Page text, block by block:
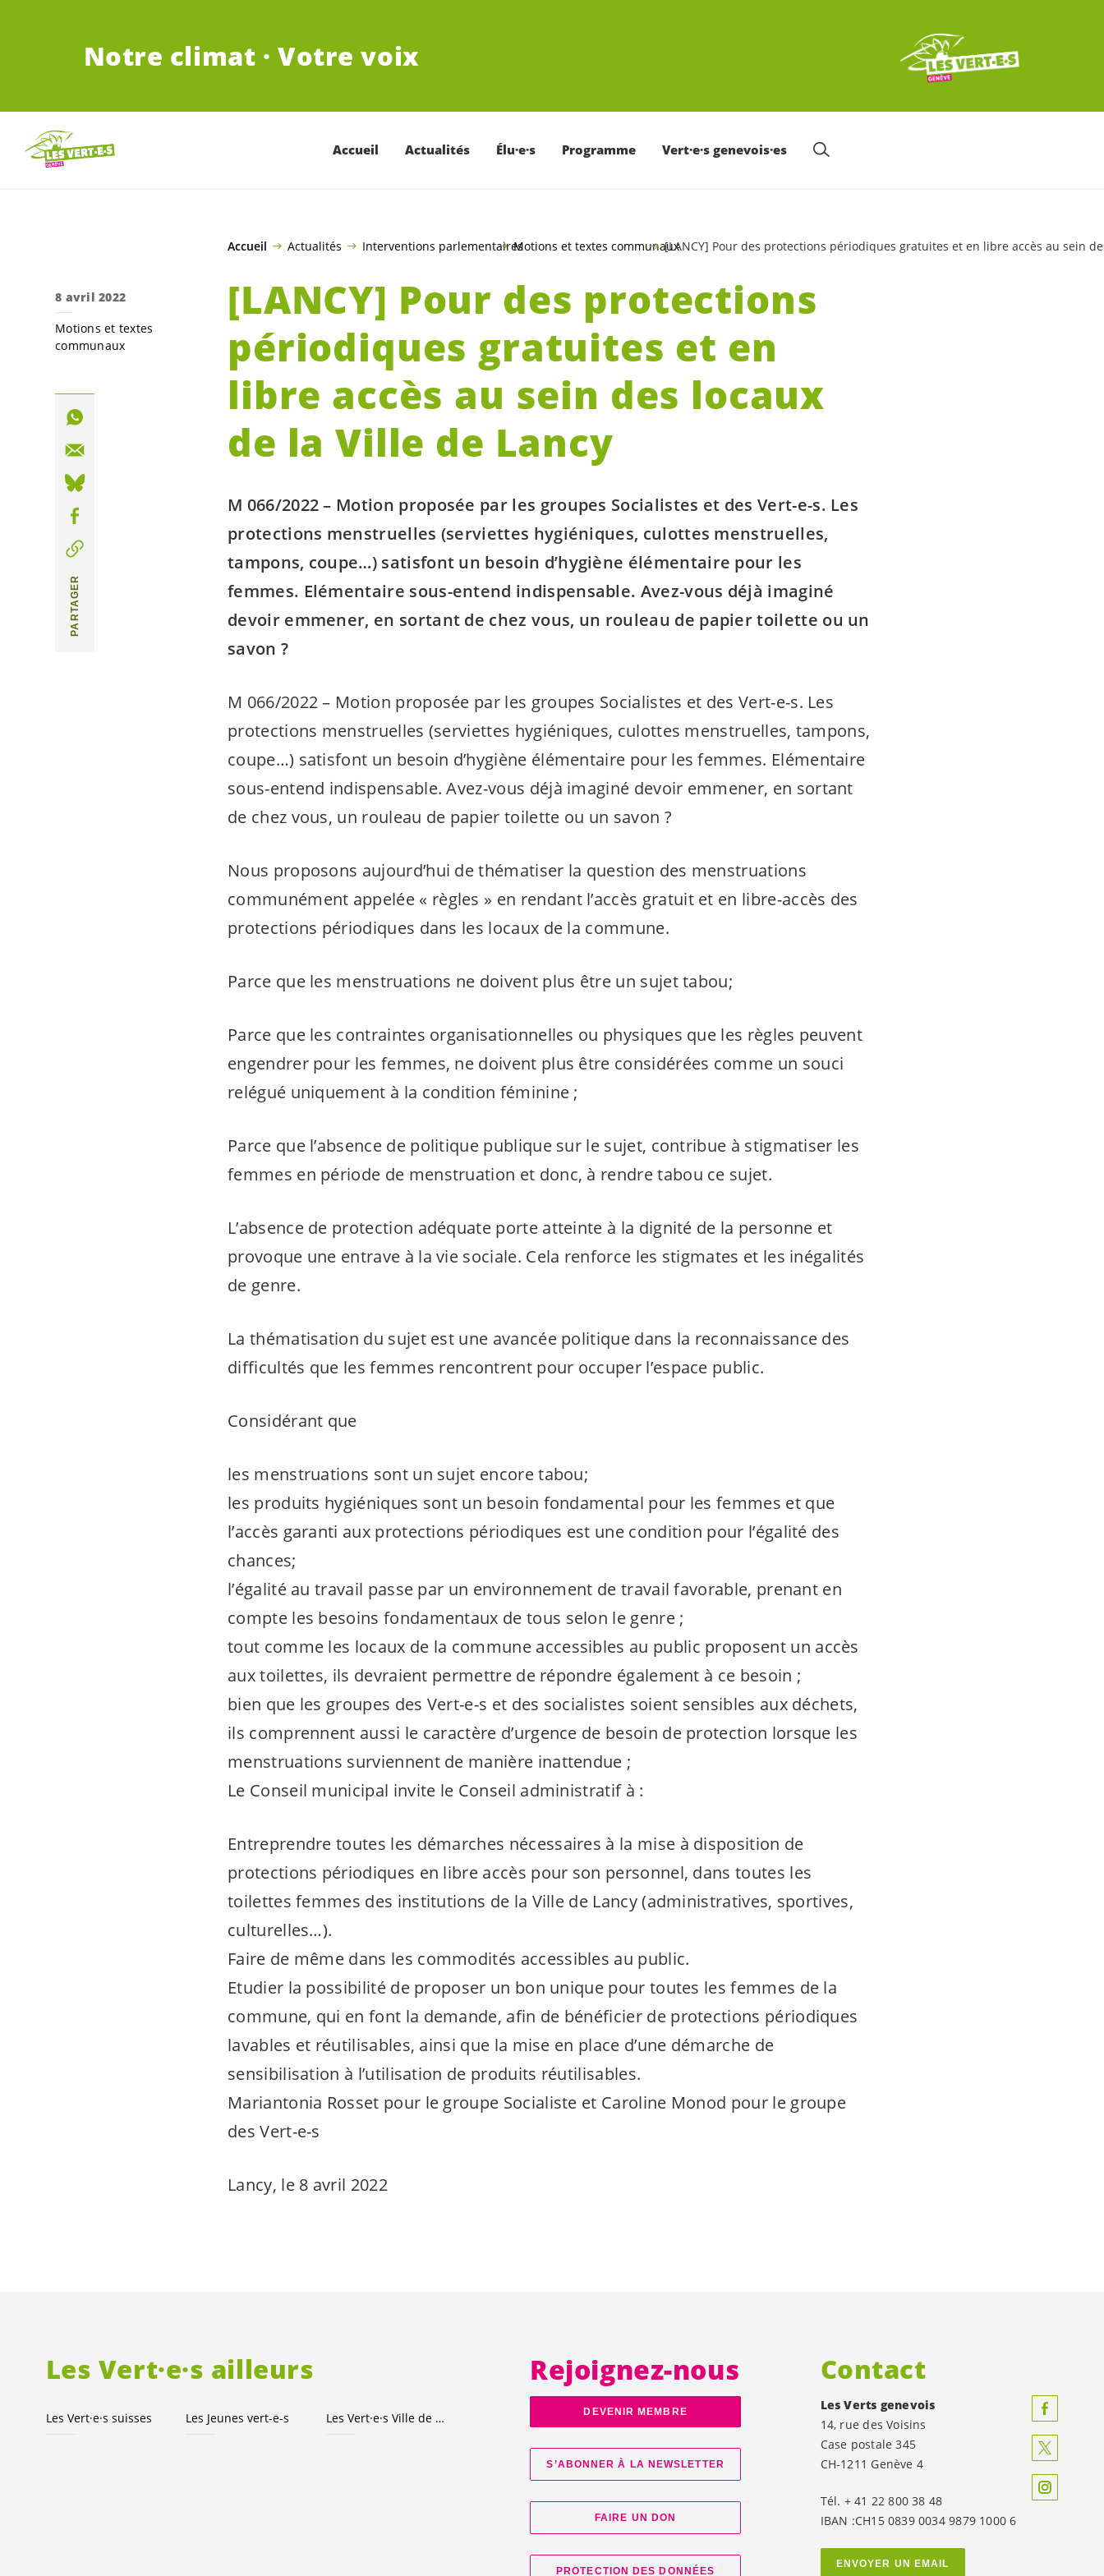
Notre climat · Votre voix
Accueil Actualités Élu·e·s Programme Vert·e·s genevois·es
Accueil Actualités Interventions parlementairesMotions et textes communaux[LANCY] Pour des protections périodiques gratuites et en libre accès au sein
[LANCY] Pour des protections
périodiques gratuites et en
libre accès au sein des locaux
de la Ville de Lancy
M 066/2022 – Motion proposée par les groupes Socialistes et des Vert-e-s. Les
protections menstruelles (serviettes hygiéniques, culottes menstruelles,
tampons, coupe…) satisfont un besoin d’hygiène élémentaire pour les
femmes. Elémentaire sous-entend indispensable. Avez-vous déjà imaginé
devoir emmener, en sortant de chez vous, un rouleau de papier toilette ou un
savon ?
M 066/2022 – Motion proposée par les groupes Socialistes et des Vert-e-s. Les
protections menstruelles (serviettes hygiéniques, culottes menstruelles, tampons,
coupe…) satisfont un besoin d’hygiène élémentaire pour les femmes. Elémentaire
sous-entend indispensable. Avez-vous déjà imaginé devoir emmener, en sortant
de chez vous, un rouleau de papier toilette ou un savon ?
Nous proposons aujourd’hui de thématiser la question des menstruations
communément appelée « règles » en rendant l’accès gratuit et en libre-accès des
protections périodiques dans les locaux de la commune.
Parce que les menstruations ne doivent plus être un sujet tabou;
Parce que les contraintes organisationnelles ou physiques que les règles peuvent
engendrer pour les femmes, ne doivent plus être considérées comme un souci
relégué uniquement à la condition féminine ;
Parce que l’absence de politique publique sur le sujet, contribue à stigmatiser les
femmes en période de menstruation et donc, à rendre tabou ce sujet.
L’absence de protection adéquate porte atteinte à la dignité de la personne et
provoque une entrave à la vie sociale. Cela renforce les stigmates et les inégalités
de genre.
La thématisation du sujet est une avancée politique dans la reconnaissance des
difficultés que les femmes rencontrent pour occuper l’espace public.
Considérant que
les menstruations sont un sujet encore tabou;
les produits hygiéniques sont un besoin fondamental pour les femmes et que
l’accès garanti aux protections périodiques est une condition pour l’égalité des
chances;
l’égalité au travail passe par un environnement de travail favorable, prenant en
compte les besoins fondamentaux de tous selon le genre ;
tout comme les locaux de la commune accessibles au public proposent un accès
aux toilettes, ils devraient permettre de répondre également à ce besoin ;
bien que les groupes des Vert-e-s et des socialistes soient sensibles aux déchets,
ils comprennent aussi le caractère d’urgence de besoin de protection lorsque les
menstruations surviennent de manière inattendue ;
Le Conseil municipal invite le Conseil administratif à :
Entreprendre toutes les démarches nécessaires à la mise à disposition de
protections périodiques en libre accès pour son personnel, dans toutes les
toilettes femmes des institutions de la Ville de Lancy (administratives, sportives,
culturelles…).
Faire de même dans les commodités accessibles au public.
Etudier la possibilité de proposer un bon unique pour toutes les femmes de la
commune, qui en font la demande, afin de bénéficier de protections périodiques
lavables et réutilisables, ainsi que la mise en place d’une démarche de
sensibilisation à l’utilisation de produits réutilisables.
Mariantonia Rosset pour le groupe Socialiste et Caroline Monod pour le groupe
desVert-e-s
Lancy, le 8 avril 2022
8 avril 2022
Motions et textes
communaux
PARTAGER
Les Vert·e·s ailleurs
Les Vert·e·s suisses Les Jeunesvert-e-s LesVert·e·s Ville de Genève
Rejoignez-nous
DEVENIR MEMBRE
S’ABONNER À LA NEWSLETTER
FAIRE UN DON
PROTECTION DES DONNÉES
Contact
Les Verts genevois
14, rue des Voisins
Case postale 345
CH-1211 Genève 4
Tél. + 41 22 800 38 48
IBAN :CH15 0839 0034 9879 1000 6
ENVOYER UN EMAIL